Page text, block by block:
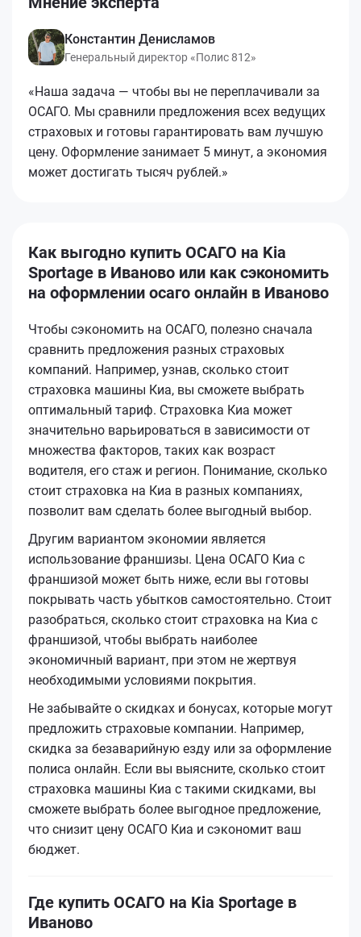
Константин Денисламов
Генеральный директор «Полис 812»
«Наша задача — чтобы вы не переплачивали за
ОСАГО. Мы сравнили предложения всех ведущих
страховых и готовы гарантировать вам лучшую
цену. Оформление занимает 5 минут, а экономия
может достигать тысяч рублей.»
Как выгодно купить ОСАГО на Kia
Sportage в Иваново или как сэкономить
на оформлении осаго онлайн в Иваново
Чтобы сэкономить на ОСАГО, полезно сначала
сравнить предложения разных страховых
компаний. Например, узнав, сколько стоит
страховка машины Киа, вы сможете выбрать
оптимальный тариф. Страховка Киа может
значительно варьироваться в зависимости от
множества факторов, таких как возраст
водителя, его стаж и регион. Понимание, сколько
стоит страховка на Киа в разных компаниях,
позволит вам сделать более выгодный выбор.
Другим вариантом экономии является
использование франшизы. Цена ОСАГО Киа с
франшизой может быть ниже, если вы готовы
покрывать часть убытков самостоятельно. Стоит
разобраться, сколько стоит страховка на Киа с
франшизой, чтобы выбрать наиболее
экономичный вариант, при этом не жертвуя
необходимыми условиями покрытия.
Не забывайте о скидках и бонусах, которые могут
предложить страховые компании. Например,
скидка за безаварийную езду или за оформление
полиса онлайн. Если вы выясните, сколько стоит
страховка машины Киа с такими скидками, вы
сможете выбрать более выгодное предложение,
что снизит цену ОСАГО Киа и сэкономит ваш
бюджет.
Где купить ОСАГО на Kia Sportage в
Иваново